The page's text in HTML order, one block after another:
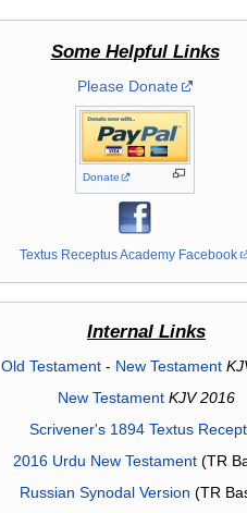
Some Helpful Links
Please Donate
Donate
Textus Receptus Academy Facebook
Internal Links
Old Testament- New Testament
New Testament KJV 2016
Scrivener's 1894 Textus
2016 Urdu New Testament(TR
Russian Synodal Version (TR